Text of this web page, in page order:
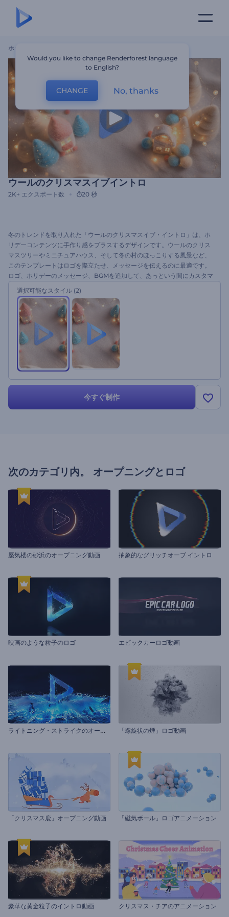
ホーム
ウールのクリスマスイブイントロ
2K+ エクスポート数 20 秒
冬のトレンドを取り入れた「ウールのクリスマスイブ・イントロ」は、ホ
リデーコンテンツに手作り感をプラスするデザインです。ウールのクリス
マスツリーやミニチュアハウス、そして冬の村のほっこりする風景など、
このテンプレートはロゴを際立たせ、メッセージを伝えるのに最適です。
ロゴ、ホリデーのメッセージ、BGMを追加して、あっという間にカスタマ
イズできます。グリーティングビデオ、ホリデーCM、ソーシャルメディ
ア、特別なお知らせなど、様々な用途に最適です。今すぐお試しくださ
い！
選択可能なスタイル (2)
今すぐ制作
次のカテゴリ内。 オープニングとロゴ
蜃気楼の砂浜のオープニング動画 抽象的なグリッチオーブ イントロ
映画のような粒子のロゴ エピックカーロゴ動画
ラ
イトニング・ストライクのオープニング動画 「螺旋状の煙」ロゴ動画
「クリスマス鹿」オープニング動画 「磁気ボール」ロゴアニメーション
豪華な黄金粒子のイントロ動画 クリスマス・チアのアニメーション
Would you like to change Renderforest language
to English?
CHANGE No, thanks